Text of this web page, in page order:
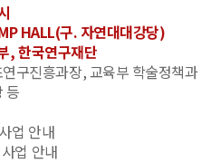
HALL(구. 자연대대강당)
,한국연구재단
구진흥과장,교육부 학술정책과
등
업 안내
업 안내